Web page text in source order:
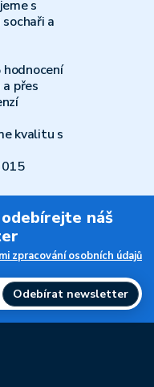
s
a
přes
kvalitu s
náš
zpracování osobních údajů
Odebírat newsletter